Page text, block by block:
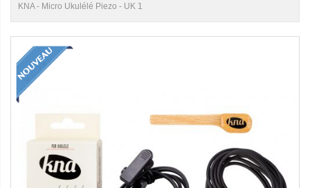
KNA - Micro Ukulélé Piezo - UK 1